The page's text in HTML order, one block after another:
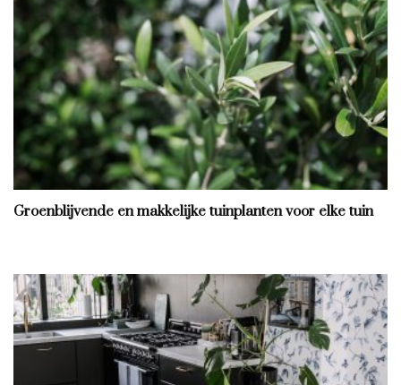
Groenblijvende en makkelijke tuinplanten voor elke tuin